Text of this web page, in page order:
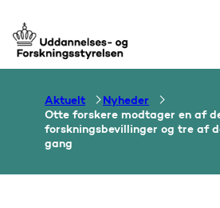
Gå til forsiden
Aktuelt
Nyheder
Otte forskere modtager en af
forskningsbevillinger og tre af
gang